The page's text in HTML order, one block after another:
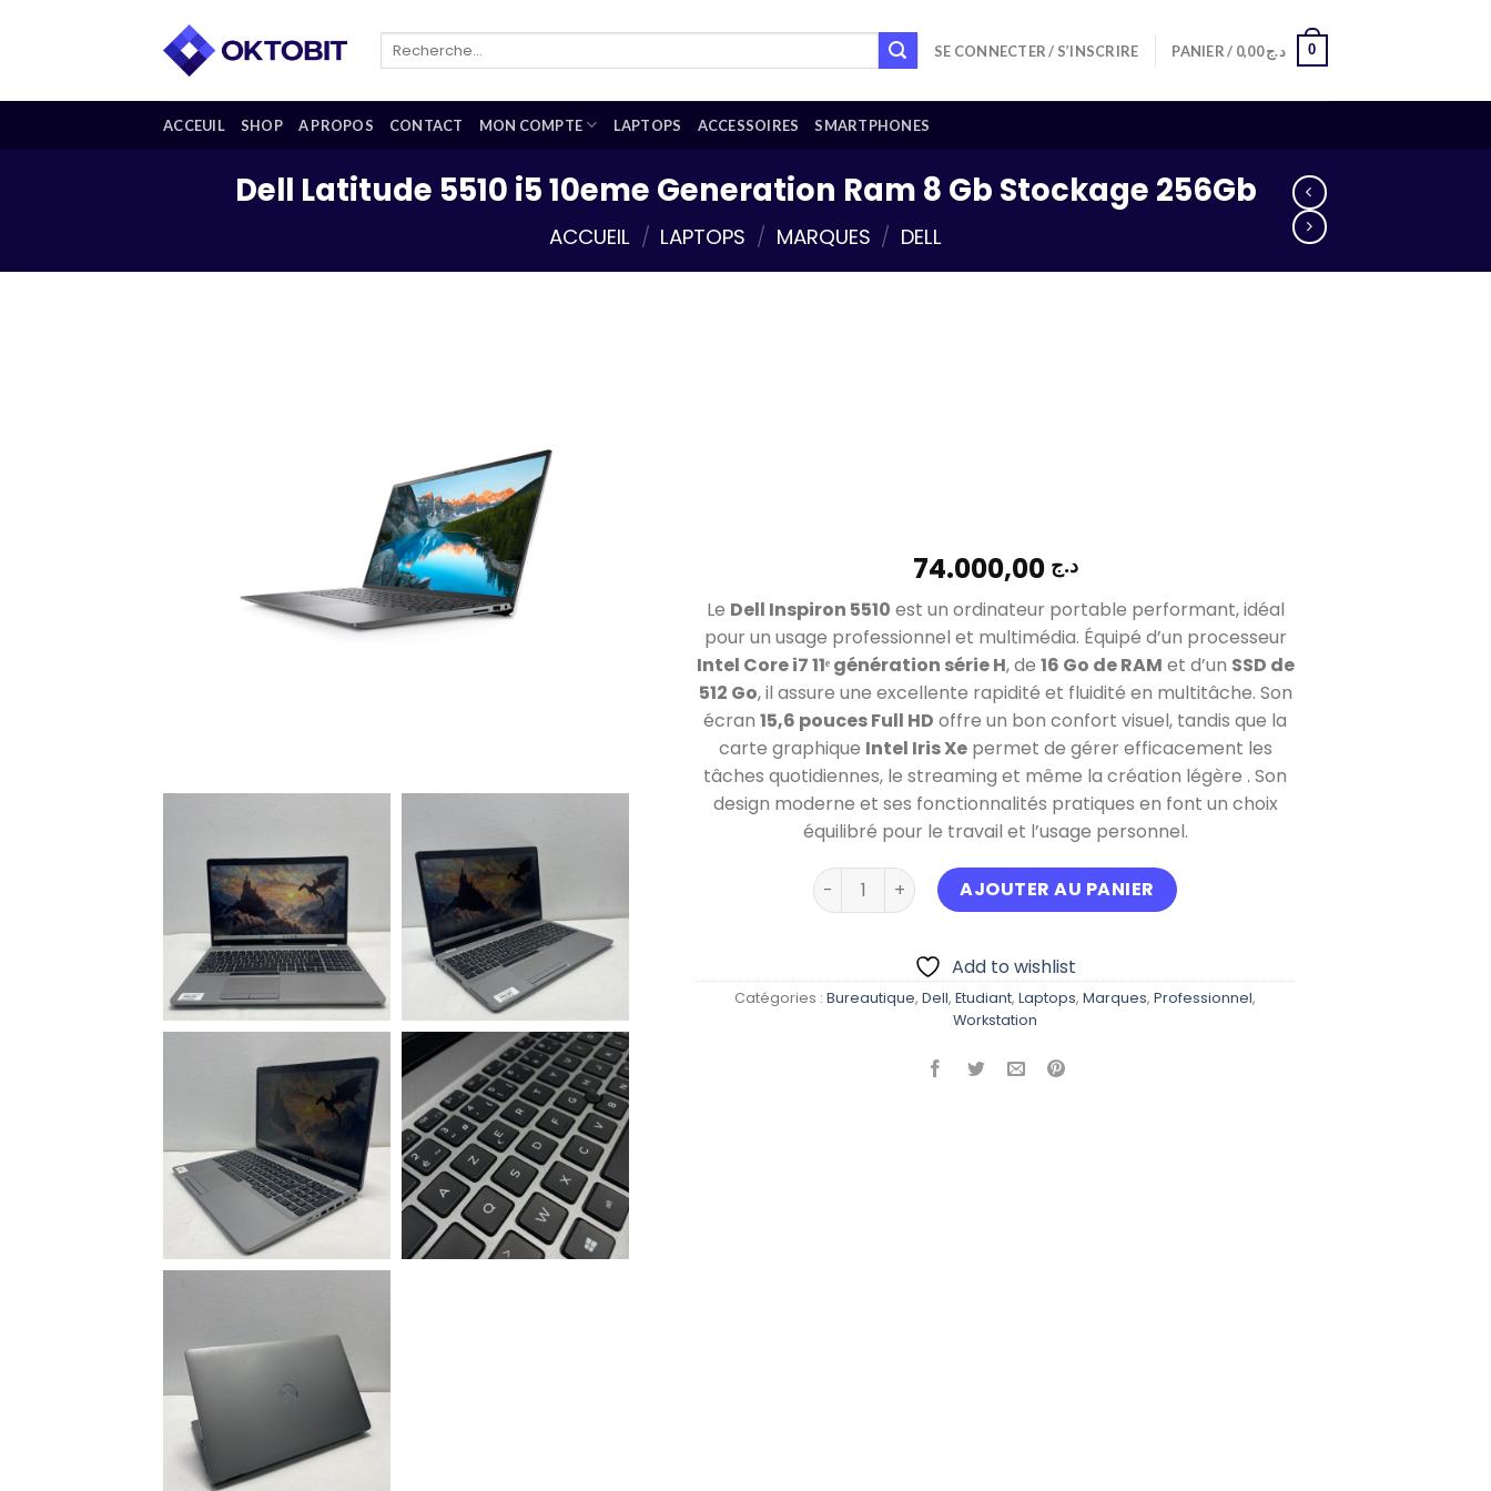
Recherche
SE CONNECTER / S’INSCRIRE PANIER / د.ج0,00 0
ACCEUIL SHOP A PROPOS CONTACT MON COMPTE LAPTOPS ACCESSOIRES SMARTPHONES
Dell Latitude 5510 i5 10eme Generation Ram 8 Gb Stockage 256Gb
ACCUEIL / LAPTOPS / MARQUES / DELL
د.ج 74.000,00
Le Dell Inspiron 5510 est un ordinateur portable performant, idéal
pour un usage professionnel et multimédia. Équipé d’un processeur
Intel Core i7 11ᵉ génération série H, de 16 Go de RAM et d’un SSD de
512 Go, il assure une excellente rapidité et fluidité en multitâche. Son
écran 15,6 pouces Full HD offre un bon confort visuel, tandis que la
carte graphique Intel Iris Xepermet de gérer efficacement les
tâches quotidiennes, le streaming et même la création légère . Son
design moderne et ses fonctionnalités pratiques en font un choix
équilibré pour le travail et l’usage personnel.
quantité de Dell Latitude 5510 i5 10eme Generation Ram 8 Gb Stockage 256Gb
AJOUTER AU PANIER
Add to wishlist
Catégories : Bureautique, Dell, Etudiant, Laptops, Marques, Professionnel,
Workstation